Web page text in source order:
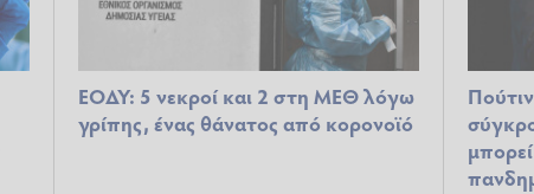
ΕΟΔΥ: 5 νεκροί και 2 στη ΜΕΘ λόγω
γρίπης, ένας θάνατος από κορονοϊό